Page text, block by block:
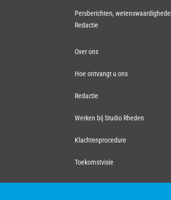
Persberichten,
Redactie
Over ons
Hoe ontvangt u ons
Redactie
Werken bij Studio Rheden
Klachtenprocedure
Toekomstvisie